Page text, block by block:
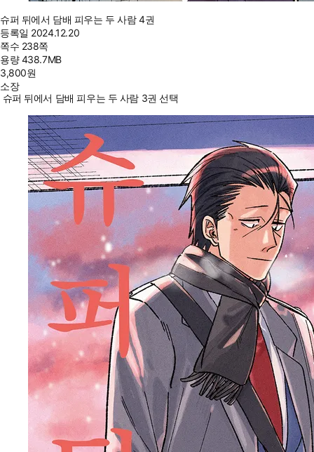
슈퍼 뒤에서 담배 피우는 두 사람 4권
등록일 2024.12.20
쪽수 238쪽
용량438.7MB
3,800원
소장
슈퍼 뒤에서 담배 피우는 두 사람 3권 선택